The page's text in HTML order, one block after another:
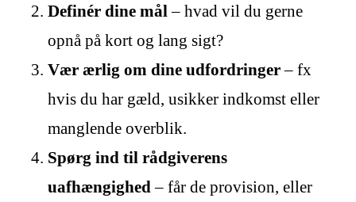
Definér dine mål– hvad vil du gerne
opnå på kort og lang sigt?
Vær ærlig om dine udfordringer– fx
hvis du har gæld, usikker indkomst eller
manglende overblik.
Spørg ind til rådgiverens
uafhængighed– får de provision, eller